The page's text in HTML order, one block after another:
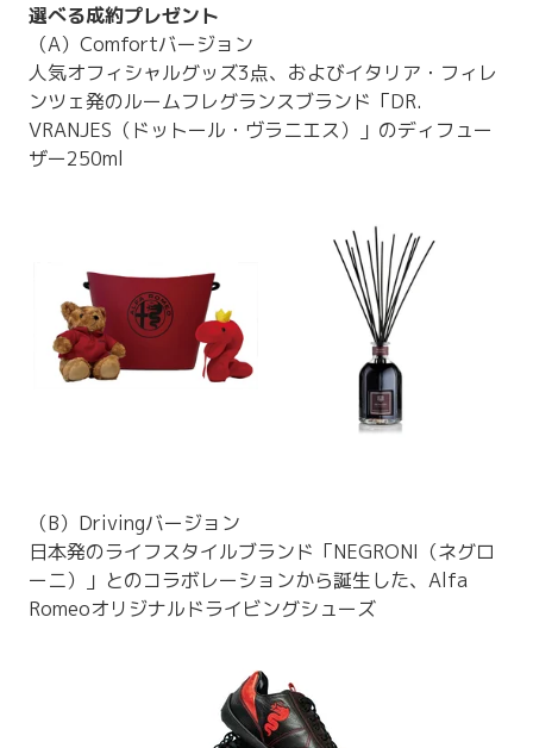
選べる成約プレゼント
（A）Comfortバージョン
人気オフィシャルグッズ3点、およびイタリア・フィレ
ンツェ発のルームフレグランスブランド「DR.
VRANJES（ドットール・ヴラニエス）」のディフュー
ザー250ml
（B）Drivingバージョン
日本発のライフスタイルブランド「NEGRONI（ネグロ
ーニ）」とのコラボレーションから誕生した、Alfa
Romeoオリジナルドライビングシューズ